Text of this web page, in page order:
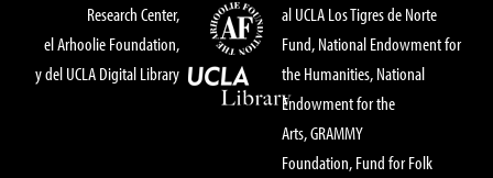
Research Center,
el Arhoolie Foundation,
y del UCLA Digital Library
al UCLA Los Tigres de Norte
Fund, National Endowment for
the Humanities, National
Endowment for the
Arts, GRAMMY
Foundation, Fund for Folk